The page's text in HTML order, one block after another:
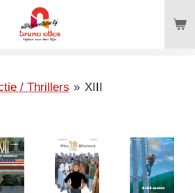
/ Thrillers » XIII